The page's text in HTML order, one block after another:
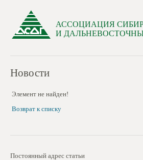
АССОЦИАЦИЯ
И
Новости
Элемент не найден!
Возврат к списку
Постоянный адрес статьи